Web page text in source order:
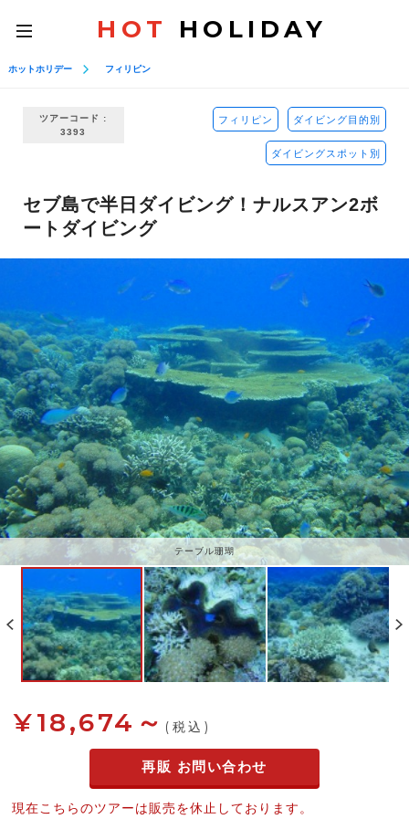
toggle
navigation
HOT HOLIDAY
ホットホリデー フィリピン
ツアーコード :
3393
フィリピン ダイビング目的別
ダイビングスポット別
セブ島で半日ダイビング！ナルスアン2ボ
ートダイビング
テーブル珊瑚
¥18,674～ (税込)
再販 お問い合わせ
現在こちらのツアーは販売を休止しております。